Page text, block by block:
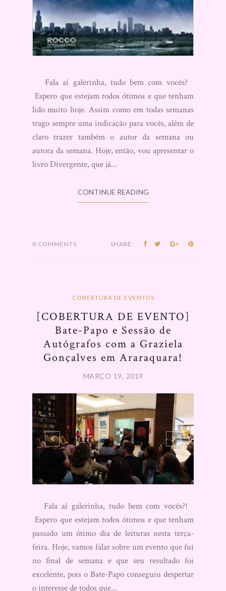
Fala aí galerinha, tudo bem com vocês?
Espero que estejam todos ótimos e que tenham
lido muito hoje. Assim como em todas semanas
trago sempre uma indicação para vocês, além de
claro trazer também o autor da semana ou
autora da semana. Hoje, então, vou apresentar o
livro Divergente, que já...
CONTINUE READING
0 COMMENTS SHARE:
COBERTURA DE EVENTOS
[COBERTURA DE EVENTO]
Bate-Papo e Sessão de
Autógrafos com a Graziela
Gonçalves em Araraquara!
MARÇO 19, 2019
Fala aí galerinha, tudo bem com vocês?!
Espero que estejam todos ótimos e que tenham
passado um ótimo dia de leituras nesta terça-
feira. Hoje, vamos falar sobre um evento que fui
no final de semana e que seu resultado foi
excelente, pois o Bate-Papo conseguiu despertar
o interesse de todos que...